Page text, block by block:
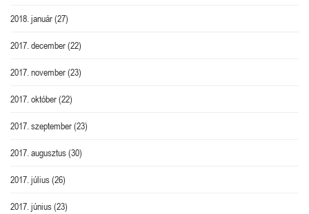
2018. január(27)
2017. december(22)
2017. november(23)
2017. október(22)
2017. szeptember(23)
2017. augusztus(30)
2017. július(26)
2017. június(23)